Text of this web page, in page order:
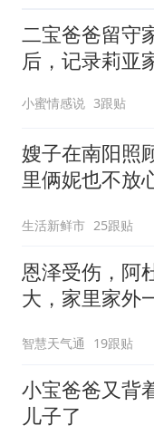
二宝爸爸留守
后，记录莉亚
小蜜情感说 3跟贴
嫂子在南阳照
里俩妮也不放
生活新鲜市 25跟贴
恩泽受伤，阿
大，家里家外
智慧天气通 19跟贴
小宝爸爸又背
儿子了